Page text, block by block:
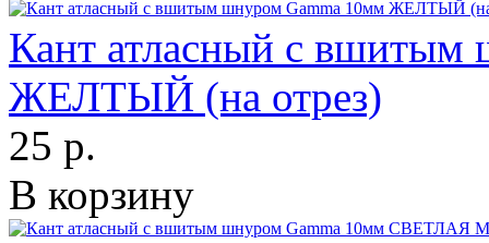
Кант атласный с
ЖЕЛТЫЙ (на отрез)
25 р.
В корзину